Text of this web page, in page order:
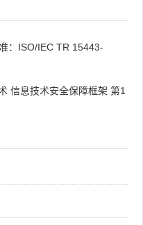
：ISO/IEC TR 15443-
信息技术安全保障框架 第1